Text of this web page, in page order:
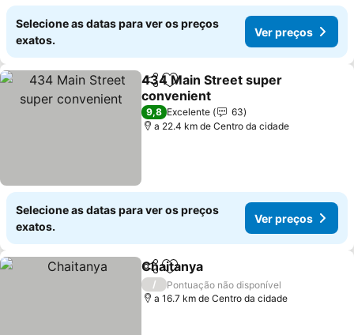
Selecione as datas para ver os preços
exatos.
Ver preços
PartilharAdicionar aos favoritos
434 Main Street super
convenient
Ver preços
9,8 Excelente
63
a 22.4 km de Centro da cidade
Selecione as datas para ver os preços
exatos.
Ver preços
PartilharAdicionar aos favoritos
Chaitanya
/
Pontuação não disponível
a 16.7 km de Centro da cidade